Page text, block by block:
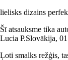
lielisks dizains
Šī atsauksme tika
Lucia P.Slovākija,
Ļoti smalks režģis,